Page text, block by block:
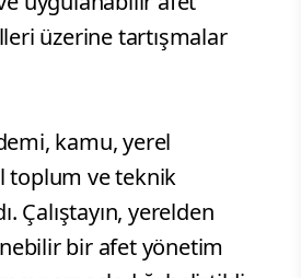
üzerine tartışmalar
kamu, yerel
toplum ve teknik
Çalıştayın, yerelden
bir afet yönetim